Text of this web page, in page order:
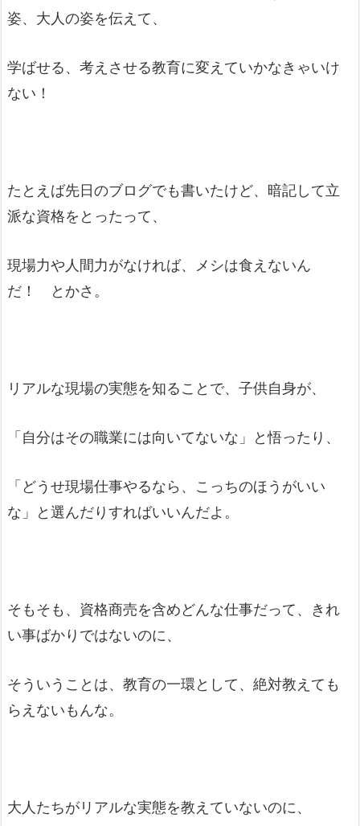
姿、大人の姿を伝えて、
学ばせる、考えさせる教育に変えていかなきゃいけ
ない！
たとえば先日のブログでも書いたけど、暗記して立
派な資格をとったって、
現場力や人間力がなければ、メシは食えないん
だ！ とかさ。
リアルな現場の実態を知ることで、子供自身が、
「自分はその職業には向いてないな」と悟ったり、
「どうせ現場仕事やるなら、こっちのほうがいい
な」と選んだりすればいいんだよ。
そもそも、資格商売を含めどんな仕事だって、きれ
い事ばかりではないのに、
そういうことは、教育の一環として、絶対教えても
らえないもんな。
大人たちがリアルな実態を教えていないのに、